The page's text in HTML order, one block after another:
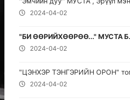
2024-04-02
2024-04-02
2024-04-02